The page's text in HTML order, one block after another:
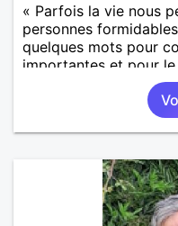
« Parfois la vie nous
personnes
quelques mots pour
importantes et pour